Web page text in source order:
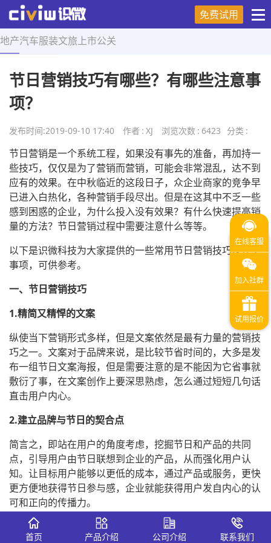
免费试用
地产汽车服装文旅 上市公关
首页 > 营销技巧 > 正文
节日营销技巧有哪些？有哪些注意事
项？
发布时间:2019-09-10 17:40 作者 : XJ 浏览次数 : 6423 分类 :
节日营销是一个系统工程，如果没有事先的准备，再加持一
些技巧，仅仅是为了营销而营销，可能会非常混乱，达不到
应有的效果。在中秋临近的这段日子，众企业商家的竞争早
已进入白热化，各种营销手段尽出。但是在这其中不乏一些
感到困惑的企业，为什么投入没有效果？有什么快速提高销
量的方法？节日营销过程中需要注意什么等等。
以下是识微科技为大家提供的一些常用节日营销技巧及注意
事项，可供参考。
一、节日营销技巧
1.精简又精悍的文案
纵使当下营销形式多样，但是文案依然是最有力量的营销技
巧之一。文案对于品牌来说，是比较节省时间的，大多是发
布一组节日文案海报，但是需要注意的是不能因为它省事就
敷衍了事，在文案创作上要深思熟虑，怎么通过短短几句话
直击用户内心。
2.建立品牌与节日的契合点
简言之，即站在用户的角度考虑，挖掘节日和产品的共同
点，引导用户由节日联想到企业的产品，从而强化用户认
知。让目标用户能够以更低的成本，通过产品或服务，更快
更方便地获得节日参与感，企业就能获得用户发自内心的认
可和正向的传播力。
3.做好竞品分析
首页 产品介绍 公司介绍 联系我们